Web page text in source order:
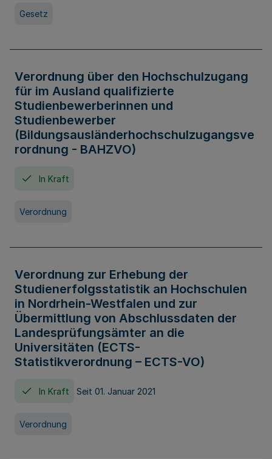
Gesetz
Verordnung über den Hochschulzugang
für im Ausland qualifizierte
Studienbewerberinnen und
Studienbewerber
(Bildungsausländerhochschulzugangsve
rordnung - BAHZVO)
In Kraft
Verordnung
Verordnung zur Erhebung der
Studienerfolgsstatistik an Hochschulen
in Nordrhein-Westfalen und zur
Übermittlung von Abschlussdaten der
Landesprüfungsämter an die
Universitäten (ECTS-
Statistikverordnung – ECTS-VO)
In Kraft Seit 01. Januar 2021
Verordnung